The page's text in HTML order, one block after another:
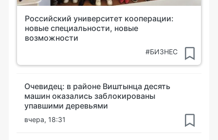
Российский университет кооперации:
новые специальности, новые
возможности
#БИЗНЕС
Очевидец: в районе Виштынца десять
машин оказались заблокированы
упавшими деревьями
вчера, 18:31